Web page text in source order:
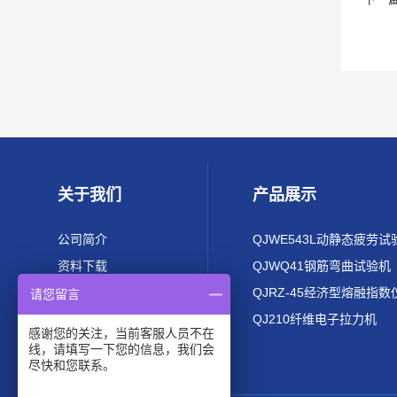
关于我们
公司简介
资料下载
产品展示
QJWE543L动静态疲劳试
QJWQ41钢筋弯曲试验机
QJRZ-45经济型熔融指数
QJ210纤维电子拉力机
请您留言
感谢您的关注，当前客服人员不在
线，请填写一下您的信息，我们会
尽快和您联系。